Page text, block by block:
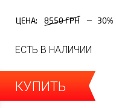
ЦЕНА: 8550 ГРН — 30%
ЕСТЬ В НАЛИЧИИ
КУПИТЬ